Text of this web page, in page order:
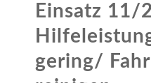
Einsatz 11/
gering/